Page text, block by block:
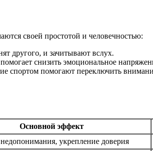
своей простотой и человечностью:
другого, и зачитывают вслух.
снизить эмоциональное
спортом помогают переключить
Основной эффект
укрепление доверия